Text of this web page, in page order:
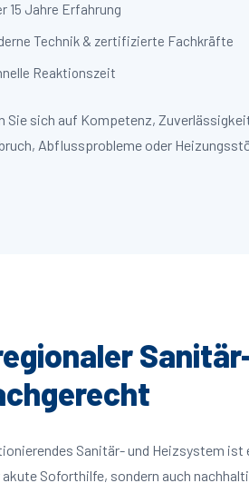
15 Jahre Erfahrung
Technik & zertifizierte Fachkräfte
Reaktionszeit
Sie sich auf Kompetenz,
Abflussprobleme oder
Sanitär- und Heizsystem
Soforthilfe, sondern auch